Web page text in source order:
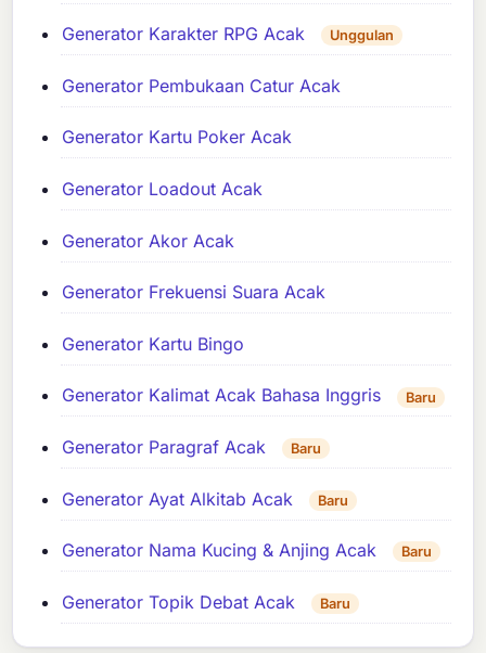
Generator Karakter RPG Acak Unggulan
Generator Pembukaan Catur Acak
Generator Kartu Poker Acak
Generator Loadout Acak
Generator Akor Acak
Generator Frekuensi Suara Acak
Generator Kartu Bingo
Generator Kalimat Acak Bahasa Inggris Baru
Generator Paragraf Acak Baru
Generator Ayat Alkitab Acak Baru
Generator Nama Kucing & Anjing Acak Baru
Generator Topik Debat Acak Baru